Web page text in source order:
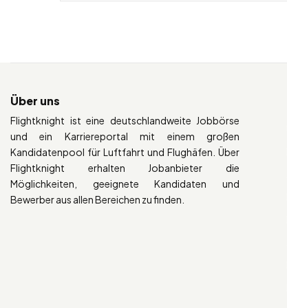
Über uns
Flightknight ist eine deutschlandweite Jobbörse
und ein Karriereportal mit einem großen
Kandidatenpool für Luftfahrt und Flughäfen. Über
Flightknight erhalten Jobanbieter die
Möglichkeiten, geeignete Kandidaten und
Bewerber aus allen Bereichen zu finden.